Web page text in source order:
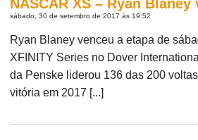
NASCAR XS – Ryan
sábado, 30 de setembro de 2017 às 19:52
Ryan Blaney venceu a etapa de
XFINITY Series no Dover
da Penske liderou 136 das 200
vitória em 2017 [...]